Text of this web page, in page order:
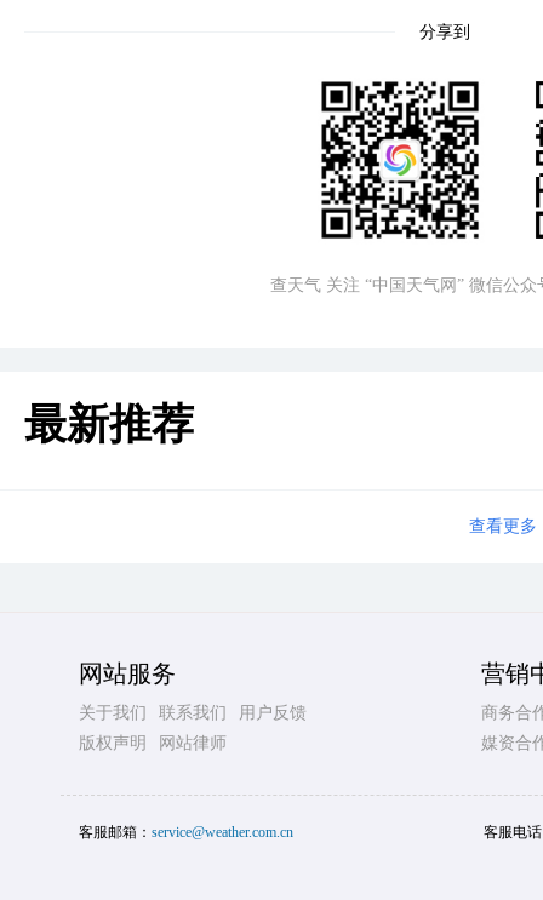
分享到
查天气 关注 “中国天气网” 微信公众
最新推荐
查看更多
网站服务
关于我们 联系我们
用户反馈
版权声明
网站律师
营销
商务合
媒资合
客服邮箱： service@weather.com.cn 客服电